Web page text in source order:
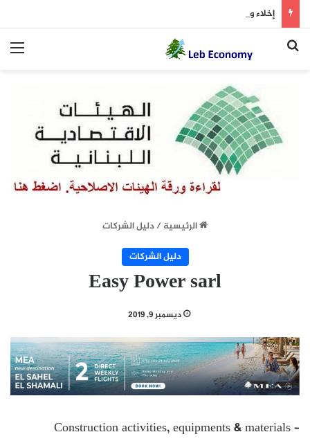
إخلاء وإقفال شارع المصارف لمدّة يومين
بحث عن
الرئيسية/دليل الشركات
دليل الشركات
Easy Power sarl
ديسمبر 9, 2019
Construction activities, equipments & materials –